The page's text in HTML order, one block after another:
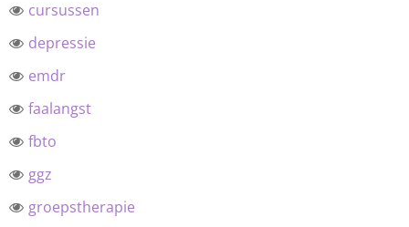
cursussen
depressie
emdr
faalangst
fbto
ggz
groepstherapie